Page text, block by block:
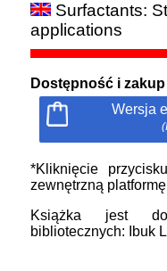
Surfactants:
applications
Dostępność i zakup
Wersja
*Kliknięcie
zewnętrzną
Książka jest
bibliotecznych: Ibuk